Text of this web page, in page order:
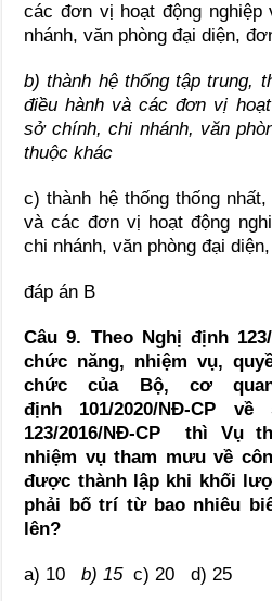
các đơn vị hoạt động
nhánh, văn phòng đại diện,
b) thành hệ thống tập trung,
điều hành và các đơn vị
sở chính, chi nhánh, văn
thuộc khác
c) thành hệ thống thống
và các đơn vị hoạt động
chi nhánh, văn phòng đại
đáp án B
Câu 9. Theo Nghị định
chức năng, nhiệm vụ,
chức của Bộ, cơ
định 101/2020/NĐ-CP
123/2016/NĐ-CP thì Vụ
nhiệm vụ tham mưu về
được thành lập khi khối
phải bố trí từ bao nhiêu
lên?
a) 10b) 15c) 20 d) 25